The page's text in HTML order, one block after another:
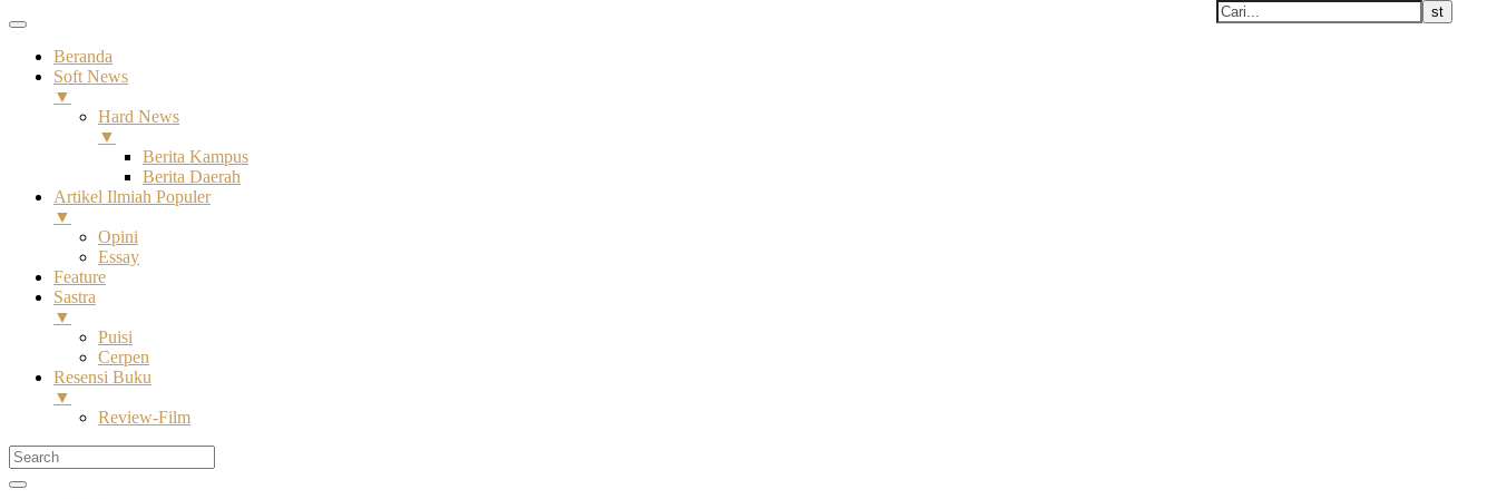
Beranda
Soft News
▼
Hard News
▼
Berita Kampus
Berita Daerah
Artikel Ilmiah Populer
▼
Opini
Essay
Feature
Sastra
▼
Puisi
Cerpen
Resensi Buku
▼
Review-Film